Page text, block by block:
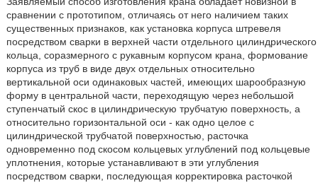
сравнении с прототипом, отличаясь от него наличием таких
существенных признаков, как установка корпуса штревеля
посредством сварки в верхней части отдельного цилиндрического
кольца, соразмерного с рукавным корпусом крана, формование
корпуса из труб в виде двух отдельных относительно
вертикальной оси одинаковых частей, имеющих шарообразную
форму в центральной части, переходящую через небольшой
ступенчатый скос в цилиндрическую трубчатую поверхность, а
относительно горизонтальной оси - как одно целое с
цилиндрической трубчатой поверхностью, расточка
одновременно под скосом кольцевых углублений под кольцевые
уплотнения, которые устанавливают в эти углубления
посредством сварки, последующая корректировка расточкой